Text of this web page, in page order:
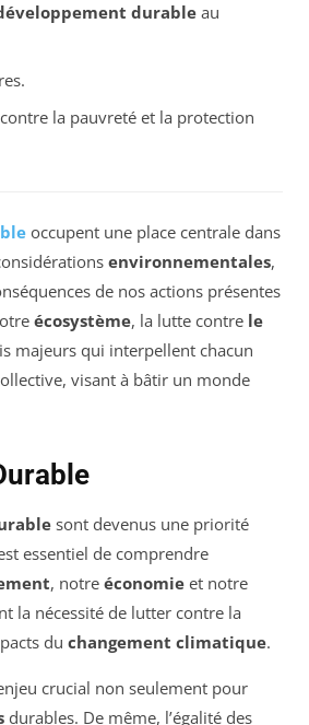
durableau
la pauvreté et la protection
occupent une place centrale dans
environnementales,
de nos actions présentes
écosystème, la lutte contre le
majeurs qui interpellent chacun
visant à bâtir un monde
sont devenus une priorité
essentiel de comprendre
, notre économie et notre
la nécessité de lutter contre la
du changement climatique.
crucial non seulement pour
durables. De même, l’égalité des